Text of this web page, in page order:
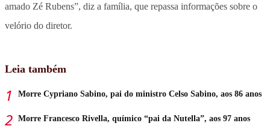
amado Zé Rubens”, diz a família, que repassa informações sobre o
velório do diretor.
Leia também
Morre Cypriano Sabino, pai do ministro Celso Sabino, aos 86 anos
Morre Francesco Rivella, químico “pai da Nutella”, aos 97 anos